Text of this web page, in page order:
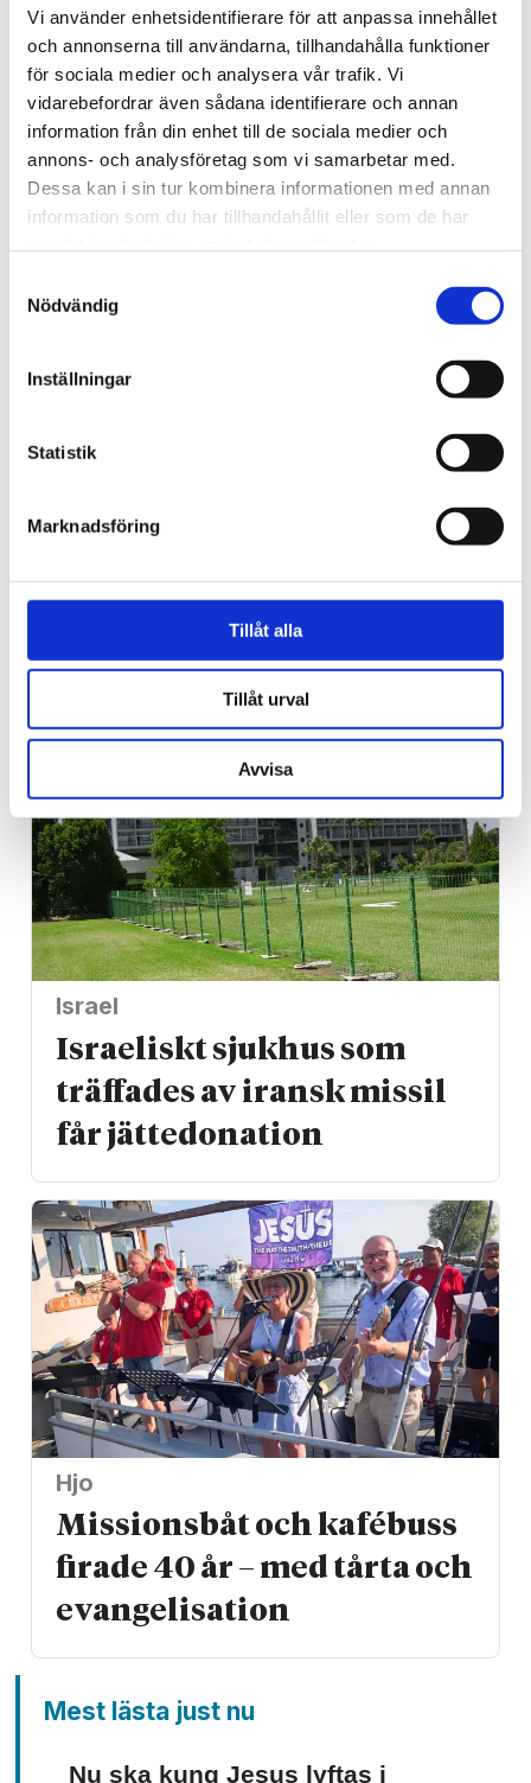
Vi använder enhetsidentifierare för att anpassa innehållet
och annonserna till användarna, tillhandahålla funktioner
för sociala medier och analysera vår trafik. Vi
vidarebefordrar även sådana identifierare och annan
information från din enhet till de sociala medier och
annons- och analysföretag som vi samarbetar med.
Dessa kan i sin tur kombinera informationen med annan
information som du har tillhandahållit eller som de har
Nödvändig
Inställningar
Statistik
Marknadsföring
Tillåt alla
Tillåt urval
Avvisa
Trinidad och Tobago
Tusentals i Karibien fick
synen återställd – tack
vare kristet sjukhus
Sport
Kristen stortränare ska
leda Tyskland mot nya
fotbolls­­framgångar
Israel
Israeliskt sjukhus som
träffades av iransk missil
får jätte­donation
Hjo
Missionsbåt och kafébuss
firade 40 år – med tårta och
evangelisation
Mest lästa just nu
Nu ska kung Jesus lyftas i